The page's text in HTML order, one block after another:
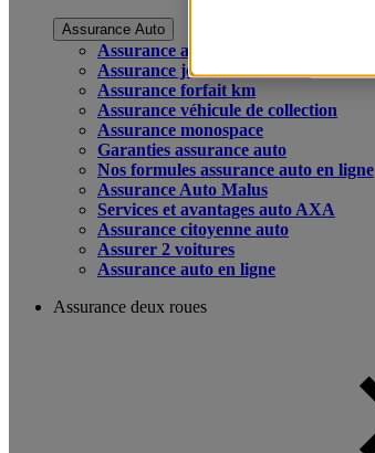
Assurance Auto
Assurance auto
Assurance jeune conducteur
Assurance forfait km
Assurance véhicule de collection
Assurance monospace
Garanties assurance auto
Nos formules assurance auto en ligne
Assurance Auto Malus
Services et avantages auto AXA
Assurance citoyenne auto
Assurer 2 voitures
Assurance auto en ligne
Assurance deux roues